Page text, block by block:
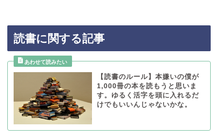
読書に関する記事
【読書のルール】本嫌いの僕が
1,000冊の本を読もうと思いま
す。ゆるく活字を頭に入れるだ
けでもいいんじゃないかな。